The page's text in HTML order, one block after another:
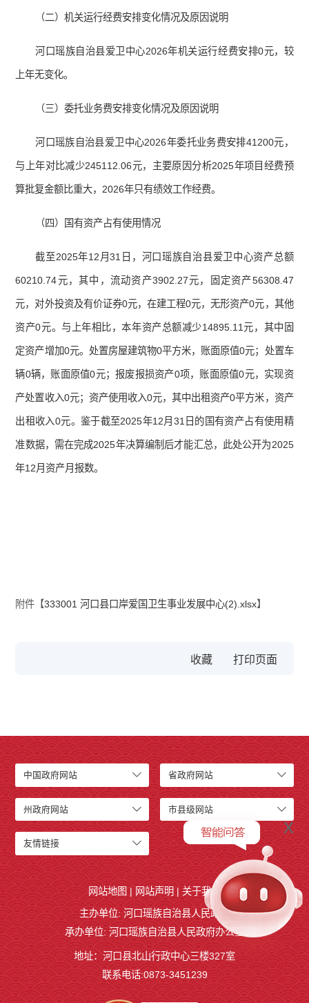
（二）机关运行经费安排变化情况及原因说明
河口瑶族自治县爱卫中心2026年机关运行经费安排0元，较
上年无变化。
（三）委托业务费安排变化情况及原因说明
河口瑶族自治县爱卫中心2026年委托业务费安排41200元，
与上年对比减少245112.06元，主要原因分析2025年项目经费预
算批复金额比重大，2026年只有绩效工作经费。
（四）国有资产占有使用情况
截至2025年12月31日，河口瑶族自治县爱卫中心资产总额
60210.74元，其中，流动资产3902.27元，固定资产56308.47
元，对外投资及有价证券0元，在建工程0元，无形资产0元，其他
资产0元。与上年相比，本年资产总额减少14895.11元，其中固
定资产增加0元。处置房屋建筑物0平方米，账面原值0元；处置车
辆0辆，账面原值0元；报废报损资产0项，账面原值0元，实现资
产处置收入0元；资产使用收入0元，其中出租资产0平方米，资产
出租收入0元。鉴于截至2025年12月31日的国有资产占有使用精
准数据，需在完成2025年决算编制后才能汇总，此处公开为2025
年12月资产月报数。
附件【333001 河口县口岸爱国卫生事业发展中心(2).xlsx】
收藏
中国政府网站 省政府网站
州政府网站 市县级网站
友情链接
网站地图 | 网站声明 | 关于我们
主办单位: 河口瑶族自治县人民政府
承办单位: 河口瑶族自治县人民政府办公室
地址：河口县北山行政中心三楼327室
联系电话:0873-3451239
x